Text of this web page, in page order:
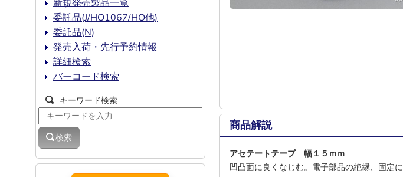
商品解説
アセテートテープ 幅１５ｍｍ
凹凸面に良くなじむ。電子部品の絶縁、固定に
新規発売製品一覧
委託品(J/HO1067/HO他)
委託品(N)
発売入荷・先行予約情報
詳細検索
バーコード検索
キーワード検索
検索